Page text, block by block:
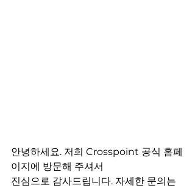
안녕하세요. 저희 Crosspoint 공식 홈페
이지에 방문해 주셔서
진심으로 감사드립니다. 자세한 문의는